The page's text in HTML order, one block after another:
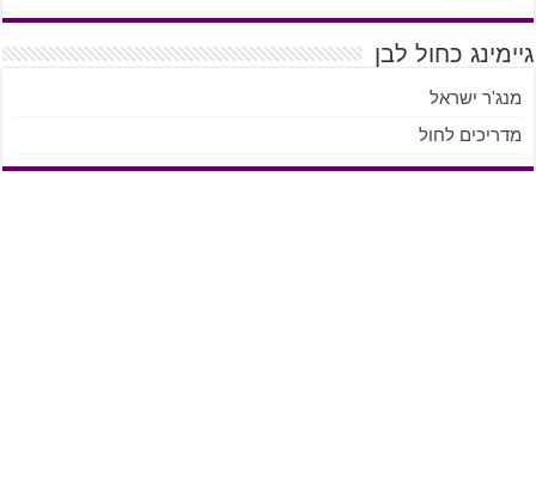
גיימינג כחול לבן
מנג'ר ישראל
מדריכים לחול